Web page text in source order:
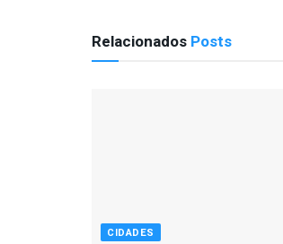
Relacionados Posts
CIDADES